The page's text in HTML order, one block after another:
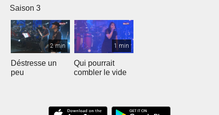
Saison 3
2 min
Déstresse un
peu
1 min
Qui pourrait
combler le vide